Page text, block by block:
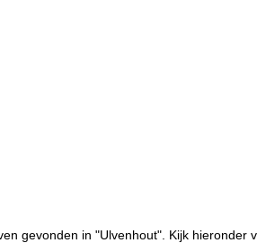
gevonden in "Ulvenhout". Kijk hieronder